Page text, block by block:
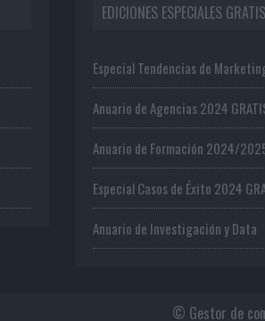
EDICIONES ESPECIALES GRATIS
Especial Tendencias de
Anuario de Agencias 2024
Anuario de Formación 2024/
Especial Casos de Éxito 2024
Anuario de Investigación y Data
© Gestor de